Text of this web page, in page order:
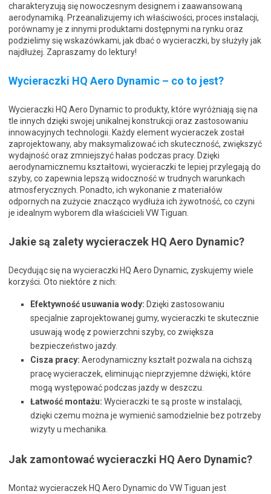
charakteryzują się nowoczesnym designem i zaawansowaną
aerodynamiką. Przeanalizujemy ich właściwości, proces instalacji,
porównamy je z innymi produktami dostępnymi na rynku oraz
podzielimy się wskazówkami, jak dbać o wycieraczki, by służyły jak
najdłużej. Zapraszamy do lektury!
Wycieraczki HQ Aero Dynamic – co to jest?
Wycieraczki HQ Aero Dynamic to produkty, które wyróżniają się na
tle innych dzięki swojej unikalnej konstrukcji oraz zastosowaniu
innowacyjnych technologii. Każdy element wycieraczek został
zaprojektowany, aby maksymalizować ich skuteczność, zwiększyć
wydajność oraz zmniejszyć hałas podczas pracy. Dzięki
aerodynamicznemu kształtowi, wycieraczki te lepiej przylegają do
szyby, co zapewnia lepszą widoczność w trudnych warunkach
atmosferycznych. Ponadto, ich wykonanie z materiałów
odpornych na zużycie znacząco wydłuża ich żywotność, co czyni
je idealnym wyborem dla właścicieli VW Tiguan.
Jakie są zalety wycieraczek HQ Aero Dynamic?
Decydując się na wycieraczki HQ Aero Dynamic, zyskujemy wiele
korzyści. Oto niektóre z nich:
Efektywność usuwania wody: Dzięki zastosowaniu
specjalnie zaprojektowanej gumy, wycieraczki te skutecznie
usuwają wodę z powierzchni szyby, co zwiększa
bezpieczeństwo jazdy.
Cisza pracy: Aerodynamiczny kształt pozwala na cichszą
pracę wycieraczek, eliminując nieprzyjemne dźwięki, które
mogą występować podczas jazdy w deszczu.
Łatwość montażu: Wycieraczki te są proste w instalacji,
dzięki czemu można je wymienić samodzielnie bez potrzeby
wizyty u mechanika.
Jak zamontować wycieraczki HQ Aero Dynamic?
Montaż wycieraczek HQ Aero Dynamic do VW Tiguan jest